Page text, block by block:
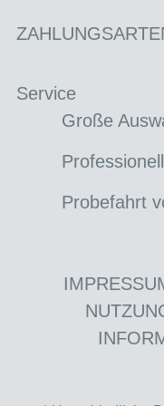
Service
Große
Probefahrt